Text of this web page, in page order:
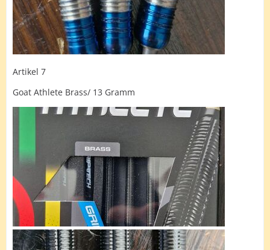
Artikel 7
Goat Athlete Brass/ 13 Gramm